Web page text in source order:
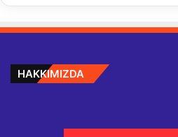
HAKKIMIZDA